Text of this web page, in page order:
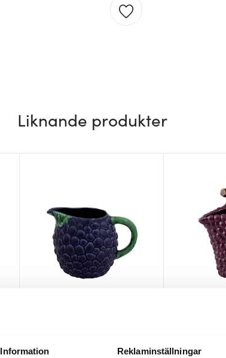
Information Reklaminställningar
Liknande produkter
blå/grön
929 kr 2219 kr